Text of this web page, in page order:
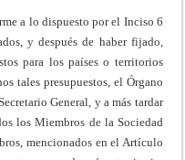
a lo dispuesto por el Inciso 6
y después de haber fijado,
para los países o territorios
tales presupuestos, el Órgano
General, y a más tardar
los Miembros de la Sociedad
mencionados en el Artículo